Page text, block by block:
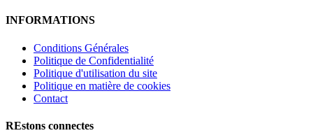
INFORMATIONS
Conditions Générales
Politique de Confidentialité
Politique d'utilisation du site
Politique en matière de cookies
Contact
REstons connectes